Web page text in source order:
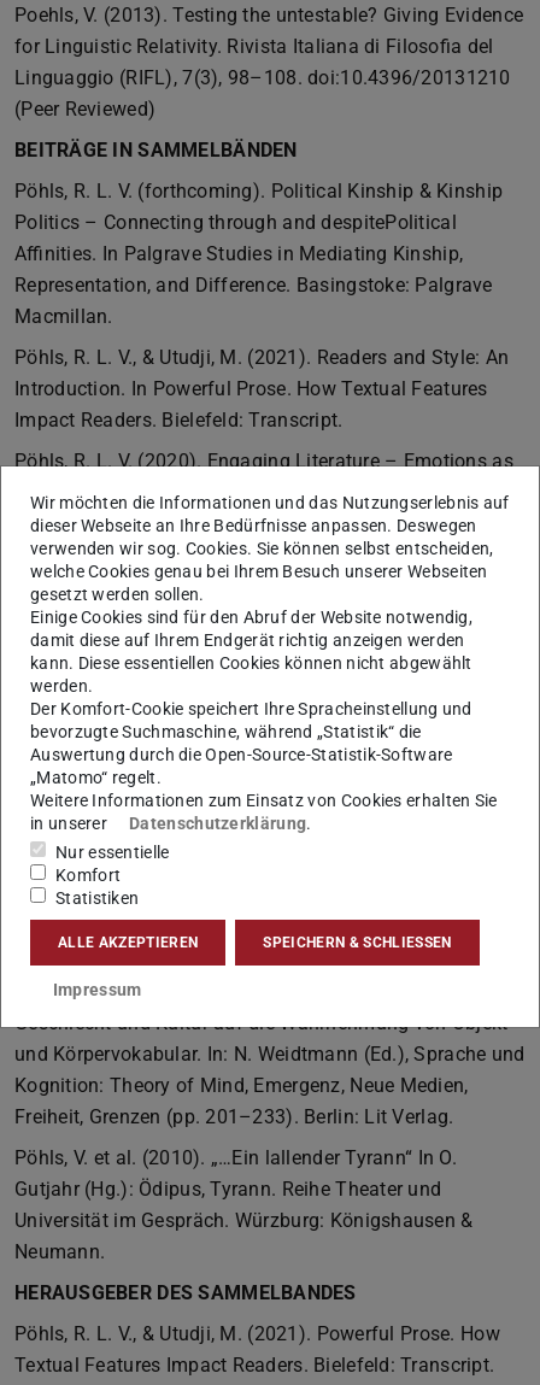
Poehls, V. (2013). Testing the untestable? Giving Evidence
for Linguistic Relativity. Rivista Italiana di Filosofia del
Linguaggio (RIFL), 7(3), 98–108. doi:10.4396/20131210
(Peer Reviewed)
BEITRÄGE IN SAMMELBÄNDEN
Pöhls, R. L. V. (forthcoming). Political Kinship & Kinship
Politics – Connecting through and despitePolitical
Affinities. In Palgrave Studies in Mediating Kinship,
Representation, and Difference. Basingstoke: Palgrave
Macmillan.
Pöhls, R. L. V., & Utudji, M. (2021). Readers and Style: An
Introduction. In Powerful Prose. How Textual Features
Impact Readers. Bielefeld: Transcript.
Pöhls, R. L. V. (2020). Engaging Literature – Emotions as
Route to Political and Societal Engagement? In: C.
Zumbusch, F. Fehrenbach und P. Ekardt (Eds),
Mnemosyne. Schriften des internationalen Warburg-
Kollegs. Berlin, Boston: De Gruyter Verlag.
Pöhls, R. L. V. (2020). Ästhetischer und politischer
Transnationalismus in engagierter, selbstzensierter
Literatur. In S. Arnaudova & D. Bischoff (Eds.), Figuren
des Transnationalen. (Re-)Visionen der
deutschsprachigen Gegenwartsliteratur (pp. 62-74).
Dresden: Thelem.
Pöhls, V. (2019). Literatur und Zensur: Transnationale
Implikationen. In D. Bischoff & S. Komfort-Hein (Eds.),
Handbuch Literatur & Transnationalität. Berlin, Boston: De
Gruyter Verlag.
Pöhls, V. (2016). Zwischen den Geschlechtern? Eine
empirische Untersuchung zum Einfluss von Genus,
Geschlecht und Kultur auf die Wahrnehmung von Objekt-
und Körpervokabular. In: N. Weidtmann (Ed.), Sprache und
Kognition: Theory of Mind, Emergenz, Neue Medien,
Freiheit, Grenzen (pp. 201–233). Berlin: Lit Verlag.
Pöhls, V. et al. (2010). „…Ein lallender Tyrann“ In O.
Gutjahr (Hg.): Ödipus, Tyrann. Reihe Theater und
Universität im Gespräch. Würzburg: Königshausen &
Neumann.
HERAUSGEBER DES SAMMELBANDES
Pöhls, R. L. V., & Utudji, M. (2021). Powerful Prose. How
Textual Features Impact Readers. Bielefeld: Transcript.
Wir möchten die Informationen und das Nutzungserlebnis auf
dieser Webseite an Ihre Bedürfnisse anpassen. Deswegen
verwenden wir sog. Cookies. Sie können selbst entscheiden,
welche Cookies genau bei Ihrem Besuch unserer Webseiten
gesetzt werden sollen.
Einige Cookies sind für den Abruf der Website notwendig,
damit diese auf Ihrem Endgerät richtig anzeigen werden
kann. Diese essentiellen Cookies können nicht abgewählt
werden.
Der Komfort-Cookie speichert Ihre Spracheinstellung und
bevorzugte Suchmaschine, während „Statistik“ die
Auswertung durch die Open-Source-Statistik-Software
„Matomo“ regelt.
Weitere Informationen zum Einsatz von Cookies erhalten Sie
in unserer
Datenschutzerklärung.
Nur essentielle
Komfort
Statistiken
ALLE AKZEPTIEREN SPEICHERN & SCHLIESSEN
Impressum